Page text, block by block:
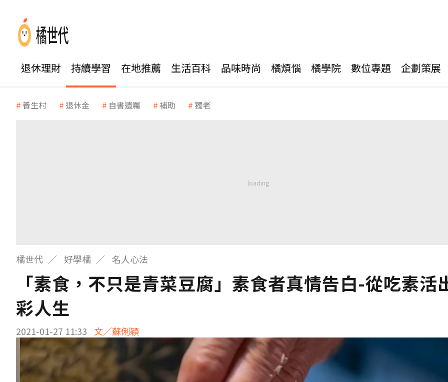
退休理財 持續學習 在地推薦 生活百科 品味時尚 橘煩惱 橘學院 數位專題 企劃策展
養生村 退休金 自書遺囑 補助 獨老
橘世代 好學橘 名人心法
「素食，不只是青菜豆腐」素食者真情告白-從吃素活
彩人生
2021-01-27 11:33 文／蘇俐穎